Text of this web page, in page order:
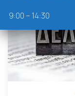
9:00 – 14:30